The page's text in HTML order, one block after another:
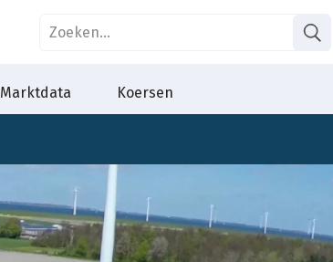
Marktdata Koersen